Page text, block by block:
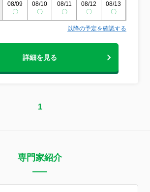
08/09
〇
08/10
〇
08/11
〇
08/12
〇
08/13
〇
以降の予定を確認する
詳細を見る
1
専門家紹介